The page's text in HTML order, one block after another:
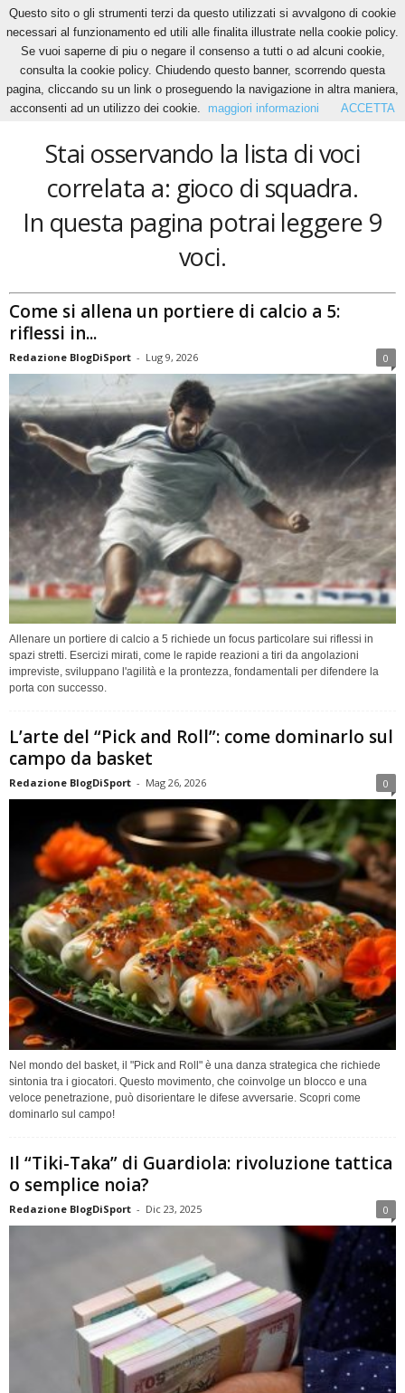
Home Tags Gioco di squadra
gioco di squadra
Stai osservando la lista di voci
correlata a: gioco di squadra.
In questa pagina potrai leggere 9
voci.
Come si allena un portiere di calcio a 5:
riflessi in...
Redazione BlogDiSport - Lug 9, 2026 0
Allenare un portiere di calcio a 5 richiede un focus particolare sui riflessi in
spazi stretti. Esercizi mirati, come le rapide reazioni a tiri da angolazioni
impreviste, sviluppano l'agilità e la prontezza, fondamentali per difendere la
porta con successo.
L’arte del “Pick and Roll”: come dominarlo sul
campo da basket
Redazione BlogDiSport - Mag 26, 2026 0
Nel mondo del basket, il "Pick and Roll" è una danza strategica che richiede
sintonia tra i giocatori. Questo movimento, che coinvolge un blocco e una
veloce penetrazione, può disorientare le difese avversarie. Scopri come
dominarlo sul campo!
Il “Tiki-Taka” di Guardiola: rivoluzione tattica
o semplice noia?
Redazione BlogDiSport - Dic 23, 2025 0
Questo sito o gli strumenti terzi da questo utilizzati si avvalgono di cookie
necessari al funzionamento ed utili alle finalita illustrate nella cookie policy.
Se vuoi saperne di piu o negare il consenso a tutti o ad alcuni cookie,
consulta la cookie policy. Chiudendo questo banner, scorrendo questa
pagina, cliccando su un link o proseguendo la navigazione in altra maniera,
acconsenti ad un utilizzo dei cookie.
maggiori informazioni ACCETTA